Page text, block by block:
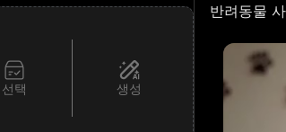
선택 생성
반려동물